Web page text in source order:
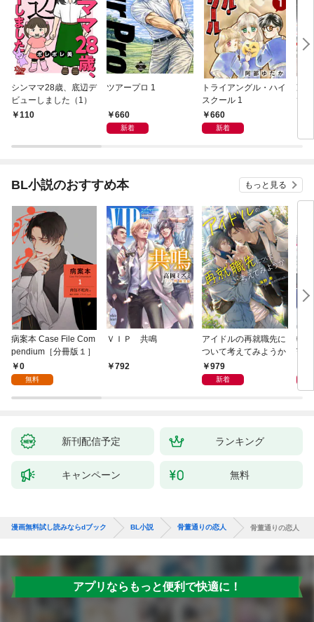
シンママ28歳、底辺デ
ビューしました（1）
110
ツアープロ 1
660
新着
トライアングル・ハイ
スクール 1
660
新着
冷
て
BL小説のおすすめ本 もっと見る
病案本 Case File Com
pendium［分冊版１］
0
無料
ＶＩＰ 共鳴
792
アイドルの再就職先に
ついて考えてみようか
979
新着
転
寵
新刊配信予定 ランキング
キャンペーン 無料
漫画無料試し読みならdブック BL小説 骨董通りの恋人 骨董通りの恋人
アプリならもっと便利で快適に！